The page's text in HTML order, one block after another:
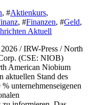
, #Aktienkurs,
, #Finanzen, #Geld,
Aktuell
/ IRW-Press / North
(CSE: NIOB)
American Niobium
aktuellen Stand des
unternehmenseigenen